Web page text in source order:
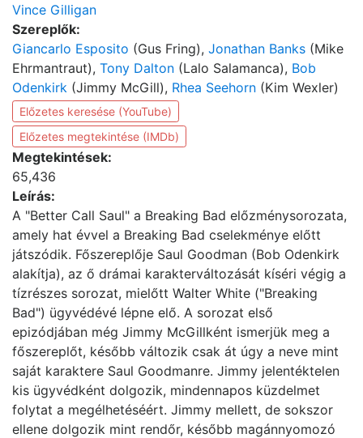
Vince Gilligan
Szereplők:
Giancarlo Esposito (Gus Fring), Jonathan Banks (Mike
Ehrmantraut), Tony Dalton (Lalo Salamanca), Bob
Odenkirk (Jimmy McGill), Rhea Seehorn (Kim Wexler)
Előzetes keresése (YouTube)
Előzetes megtekintése (IMDb)
Megtekintések:
65,436
Leírás:
A "Better Call Saul" a Breaking Bad előzménysorozata,
amely hat évvel a Breaking Bad cselekménye előtt
játszódik. Főszereplője Saul Goodman (Bob Odenkirk
alakítja), az ő drámai karakterváltozását kíséri végig a
tízrészes sorozat, mielőtt Walter White ("Breaking
Bad") ügyvédévé lépne elő. A sorozat első
epizódjában még Jimmy McGillként ismerjük meg a
főszereplőt, később változik csak át úgy a neve mint
saját karaktere Saul Goodmanre. Jimmy jelentéktelen
kis ügyvédként dolgozik, mindennapos küzdelmet
folytat a megélhetéséért. Jimmy mellett, de sokszor
ellene dolgozik mint rendőr, később magánnyomozó